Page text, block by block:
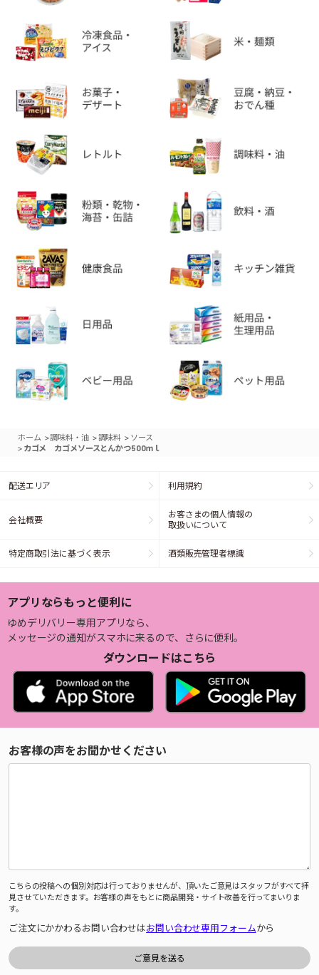
ホーム >調味料・油 >調味料 > ソース
> カゴメ カゴメソースとんかつ500ｍｌ
配送エリア 利用規約
会社概要
お客さまの個人情報の
取扱いについて
特定商取引法に基づく表示 酒類販売管理者標識
アプリならもっと便利に
ゆめデリバリー専用アプリなら、
メッセージの通知がスマホに来るので、さらに便利。
ダウンロードはこちら
お客様の声をお聞かせください
こちらの投稿への個別対応は行っておりませんが、頂いたご意見はスタッフがすべて拝
見させていただきます。お客様の声をもとに商品開発・サイト改善を行ってまいりま
す。
ご注文にかかわるお問い合わせはお問い合わせ専用フォームから